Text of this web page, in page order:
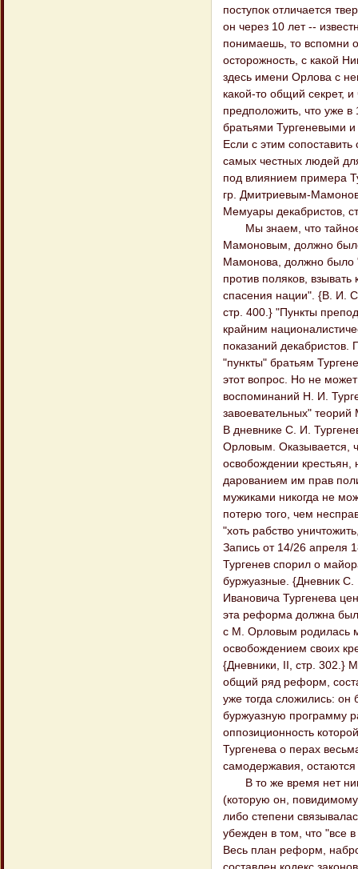
поступок отличается
он через 10 лет --
понимаешь, то вспомни
осторожность, с какой
здесь имени Орлова с
какой-то общий секрет,
предположить, что уже в
братьями Тургеневыми
Если с этим
самых честных людей
под влиянием примера
гр. Дмитриевым-
Мемуары декабристов,
Мы знаем, что тайное
Мамоновым, должно
Мамонова, должно было
против поляков,
спасения нации". {В. И.
стр. 400.} "Пункты
крайним
показаний
"пункты" братьям
этот вопрос. Но не
воспоминаний Н. И.
завоевательных"
В дневнике С. И.
Орловым. Оказывается,
освобождении
дарованием им прав
мужиками никогда не
потерю того, чем
"хоть рабство
Запись от 14/26 апреля
Тургенев спорил о
буржуазные. {Дневник С.
Ивановича Тургенева
эта реформа должна
с М. Орловым родилась
освобождением своих
{Дневники, II, стр. 302.}
общий ряд реформ,
уже тогда сложились:
буржуазную программу
оппозиционность
Тургенева о перах
самодержавия,
В то же время нет
(которую он,
либо степени
убежден в том, что "все
Весь план реформ,
составлен кодекс